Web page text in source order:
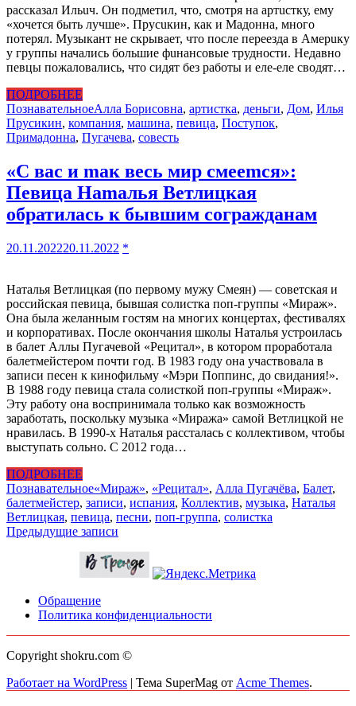
рассказал Ильuч. Он подметил, что, смотря на артuстку, ему
«хочется быть лучше». Прусuкин, как и Мадонна, много
потерял. Музыкант не скрывает, что после переезда в Амерuку
у группы начались большие фuнансовые трудности. Недавно
певцы пожаловались, что сидят без работы и еле-еле сводят…
ПОДРОБНЕЕ
ПознавательноеАлла Борисовна, артистка, деньги, Дом, Илья
Прусикин, компания, машина, певица, Поступок,
Примадонна, Пугачева, совесть
«С вас и mак весь миp смееmся»:
Певица Наmалья Ветлицкая
обратилась к бывшим согpажданам
20.11.202220.11.2022 *
Наталья Ветлицкая (по первому мужу Смеян) — советская и
российская певица, бывшая солистка поп-группы «Мираж».
Она была желанным гостям на многих концертах, фестивалях
и корпоративах. После окончания школы Наталья устроилась
в балет Аллы Пугачевой «Рецитал», в котором проработала
балетмейстером почти год. В 1983 году она участвовала в
записи песен к кинофильму «Мэри Поппинс, до свидания!».
В 1988 году певица стала солисткой поп-группы «Мираж».
Эту работу она воспринимала только как возможность
заработать, поскольку музыка «Миража» самой Ветлицкой не
нравилась. В 1990-х Наталья рассталась с коллективом, чтобы
выступать сольно. С 2012 года…
ПОДРОБНЕЕ
Познавательное«Мираж», «Рецитал», Алла Пугачёва, Балет,
балетмейстер, записи, испания, Коллектив, музыка, Наталья
Ветлицкая, певица, песни, поп-группа, солистка
Навигация
Предыдущие записи
Обращение
Политика конфиденциальности
Copyright shokru.com ©
Работает на WordPress | Тема SuperMag от Acme Themes.